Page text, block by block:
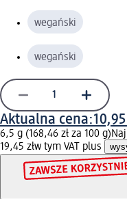
wegański
wegański
Aktualna cena:10,95
6,5 g (168,46 zł za 100 g)
19,45 złw tym VAT plus